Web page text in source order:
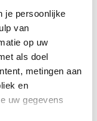
je persoonlijke
van
op uw
als doel
metingen aan
en
uw gegevens